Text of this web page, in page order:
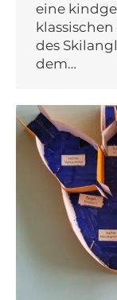
eine
des
dem…